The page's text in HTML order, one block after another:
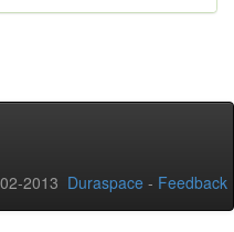
2013 Duraspace - Feedback